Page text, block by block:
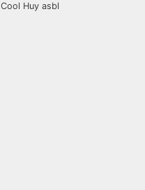
Cool Huy asbl